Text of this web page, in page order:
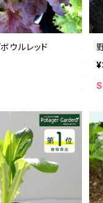
ウルレッド